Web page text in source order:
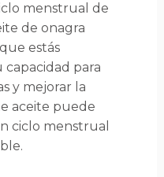
menstrual de
de onagra
estás
capacidad para
y mejorar la
aceite puede
ciclo menstrual